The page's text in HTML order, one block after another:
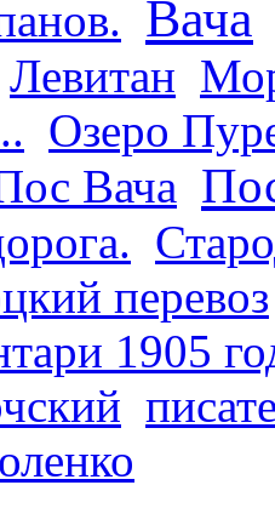
Вача
Левитан
Озеро
Вача
перевоз
1905